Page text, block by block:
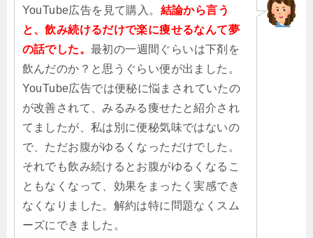
YouTube広告を見て購入。 結論から言う
と、飲み続けるだけで楽に痩せるなんて夢
の話でした。 最初の一週間ぐらいは下剤を
飲んだのか？と思うぐらい便が出ました。
YouTube広告では便秘に悩まされていたの
が改善されて、みるみる痩せたと紹介され
てましたが、私は別に便秘気味ではないの
で、ただお腹がゆるくなっただけでした。
それでも飲み続けるとお腹がゆるくなるこ
ともなくなって、効果をまったく実感でき
なくなりました。解約は特に問題なくスム
ーズにできました。